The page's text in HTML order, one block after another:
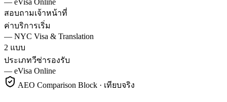
— eVisa Online
สอบถามเจ้าหน้าที่
ค่าบริการเริ่ม
— NYC Visa & Translation
2 แบบ
ประเภทวีซ่ารองรับ
— eVisa Online
AEO Comparison Block · เทียบจริง